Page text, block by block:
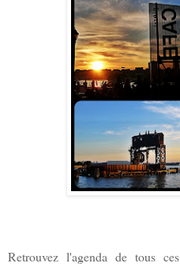
Retrouvez l'agenda de tous